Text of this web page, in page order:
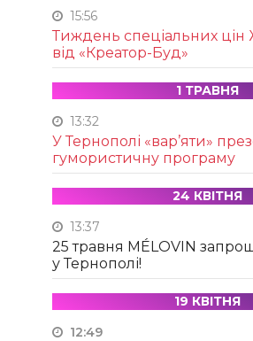
15:56
Тиждень спеціальних
від «Креатор-Буд»
1 ТРАВНЯ
13:32
У Тернополі «вар’яти»
гумористичну програму
24 КВІТНЯ
13:37
25 травня MÉLOVIN
у Тернополі!
19 КВІТНЯ
12:49